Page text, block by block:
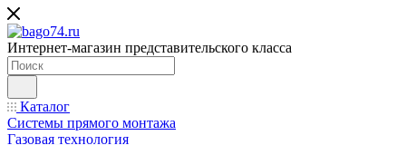
Интернет-магазин представительского класса
Каталог
Системы прямого монтажа
Газовая технология